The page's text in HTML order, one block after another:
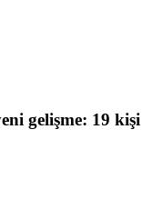
gelişme: 19 kişi